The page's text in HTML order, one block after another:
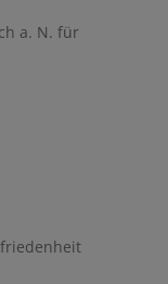
a. N. für